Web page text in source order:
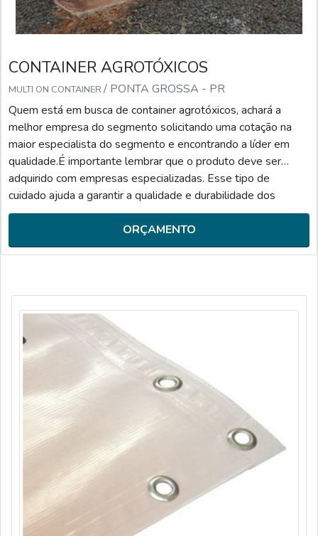
CONTAINER AGROTÓXICOS
MULTI ON CONTAINER / PONTA GROSSA - PR
Quem está em busca de container agrotóxicos, achará a
melhor empresa do segmento solicitando uma cotação na
maior especialista do segmento e encontrando a líder em
qualidade.É importante lembrar que o produto deve ser
adquirido com empresas especializadas. Esse tipo de
cuidado ajuda a garantir a qualidade e durabilidade dos
materiais, além de evitar prejuízos com substituições
frequentes de peças defeituosas. Assim, é possível poupar
ga...
ORÇAMENTO